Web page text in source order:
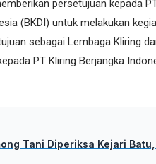
persetujuan kepada
(BKDI) untuk melakukan
sebagai Lembaga Kliring
PT Kliring Berjangka
Tani Diperiksa Kejari